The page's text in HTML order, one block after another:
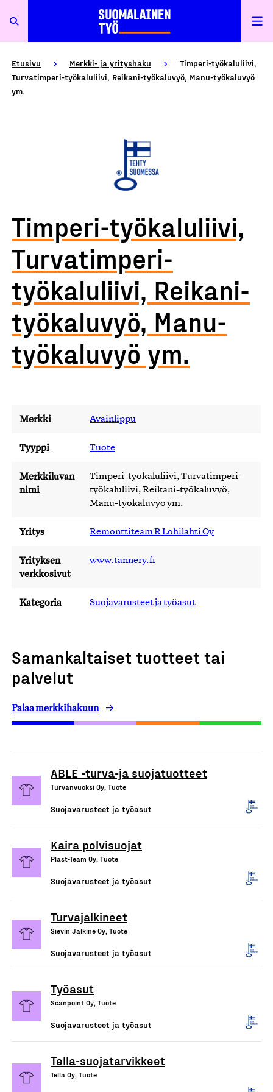
Etusivu Merkki- ja yrityshaku
Timperi-työkaluliivi,
Turvatimperi-työkaluliivi, Reikani-työkaluvyö, Manu-työkaluvyö
ym.
Timperi-työkaluliivi,
Turvatimperi-
työkaluliivi, Reikani-
työkaluvyö, Manu-
työkaluvyö ym.
Merkki Avainlippu
Tyyppi Tuote
Merkkiluvan
nimi
Timperi-työkaluliivi, Turvatimperi-
työkaluliivi, Reikani-työkaluvyö,
Manu-työkaluvyö ym.
Yritys Remonttiteam R Lohilahti Oy
Yrityksen
verkkosivut
www.tannery.fi
Kategoria Suojavarusteet ja työasut
Samankaltaiset tuotteet tai
palvelut
Palaa merkkihakuun
ABLE -turva-ja suojatuotteet
Turvanvuoksi Oy, Tuote
Suojavarusteet ja työasut
Kaira polvisuojat
Plast-Team Oy, Tuote
Suojavarusteet ja työasut
Turvajalkineet
Sievin Jalkine Oy, Tuote
Suojavarusteet ja työasut
Työasut
Scanpoint Oy, Tuote
Suojavarusteet ja työasut
Tella-suojatarvikkeet
Tella Oy, Tuote